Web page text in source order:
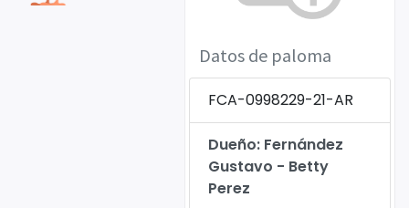
Datos de paloma
FCA-0998229-21-AR
Dueño: Fernández
Gustavo - Betty
Perez